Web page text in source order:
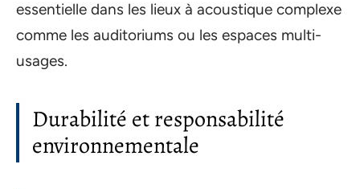
essentielle dans les lieux à acoustique complexe
comme les auditoriums ou les espaces multi-
usages.
Durabilité et responsabilité
environnementale